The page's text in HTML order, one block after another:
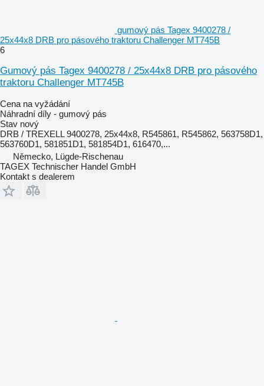
gumový pás Tagex 9400278 /
25x44x8 DRB pro pásového traktoru Challenger MT745B
6
Gumový pás Tagex 9400278 / 25x44x8 DRB pro pásového
traktoru Challenger MT745B
Cena na vyžádání
Náhradní díly - gumový pás
Stav nový
DRB / TREXELL 9400278, 25x44x8, R545861, R545862, 563758D1,
563760D1, 581851D1, 581854D1, 616470,...
Německo, Lügde-Rischenau
TAGEX Technischer Handel GmbH
Kontakt s dealerem